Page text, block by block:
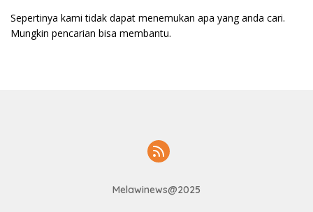
Sepertinya kami tidak dapat menemukan apa yang anda cari.
Mungkin pencarian bisa membantu.
Melawinews@2025